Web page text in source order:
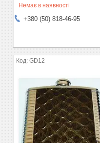
Немає в наявності
+380 (50) 818-46-95
GD12